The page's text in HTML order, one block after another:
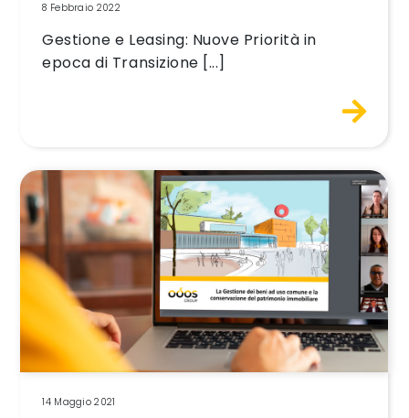
8 Febbraio 2022
Gestione e Leasing: Nuove Priorità in
epoca di Transizione [...]
14 Maggio 2021